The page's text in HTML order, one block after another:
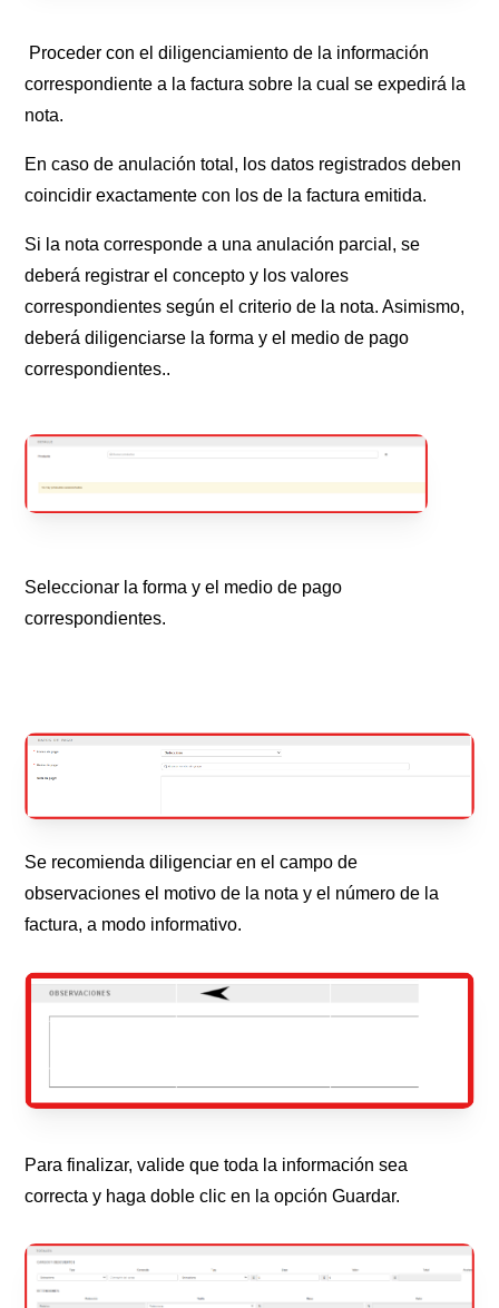
Proceder con el diligenciamiento de la información
correspondiente a la factura sobre la cual se expedirá la
nota.
En caso de anulación total, los datos registrados deben
coincidir exactamente con los de la factura emitida.
Si la nota corresponde a una anulación parcial, se
deberá registrar el concepto y los valores
correspondientes según el criterio de la nota. Asimismo,
deberá diligenciarse la forma y el medio de pago
correspondientes..
Seleccionar la forma y el medio de pago
correspondientes.
Se recomienda diligenciar en el campo de
observaciones el motivo de la nota y el número de la
factura, a modo informativo.
Para finalizar, valide que toda la información sea
correcta y haga doble clic en la opción Guardar.